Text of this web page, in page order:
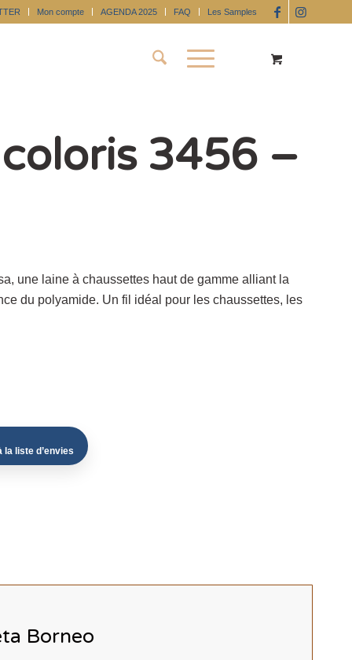
Mon compte AGENDA 2025 FAQ Les Samples
3456 –
une laine à chaussettes haut de gamme alliant la
du polyamide. Un fil idéal pour les chaussettes, les
la liste d’envies
Borneo